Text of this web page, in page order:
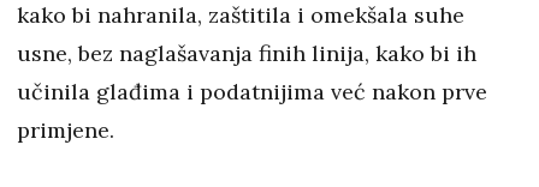
kako bi nahranila, zaštitila i omekšala suhe
usne, bez naglašavanja finih linija, kako bi ih
učinila glađima i podatnijima već nakon prve
primjene.